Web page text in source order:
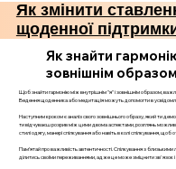
Як змінити
щоденної
Як знайти
зовнішнім
Щоб знайти гармонію між внутрішнім "я" і зовнішнім образом,
Ведення щоденника або медитація можуть допомогти в
Наступним кроком є аналіз свого зовнішнього образу, який ти
ти відчуваєш розрив між цими двома аспектами, розглянь
стилі одягу, манері спілкування або навіть в колі спілкування,
Пам’ятай про важливість автентичності. Спілкування з
ділитись своїми переживаннями, адже це може зміцнити зв'язок і